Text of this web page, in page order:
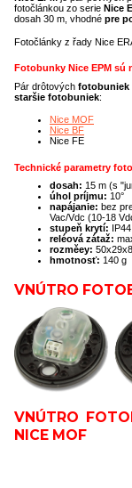
fotočlánkou zo serie Nice
dosah 30 m, vhodné pre
Fotočlánky z řady Nice
Fotobunky Nice EPM sú
Pár drôtových fotobuniek
staršie fotobuniek:
Nice MOF
Nice BF
Nice FE
Technické parametry
dosah: 15 m (s
úhol príjmu: 10°
napájanie: bez
Vac/Vdc (10-18
stupeň krytí: IP44
reléová zátaž:
rozměey:
hmotnosť: 140 g
VNÚTRO
VNÚTRO
NICE MOF